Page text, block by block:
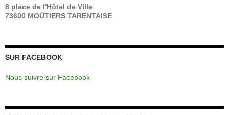
8 place de l'Hôtel de Ville
73600 MOÛTIERS TARENTAISE
SUR FACEBOOK
Nous suivre sur Facebook